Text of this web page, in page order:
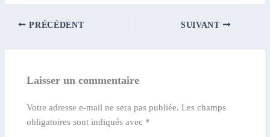
PRÉCÉDENT SUIVANT
Laisser un commentaire
Votre adresse e-mail ne sera pas publiée. Les champs
obligatoires sont indiqués avec *